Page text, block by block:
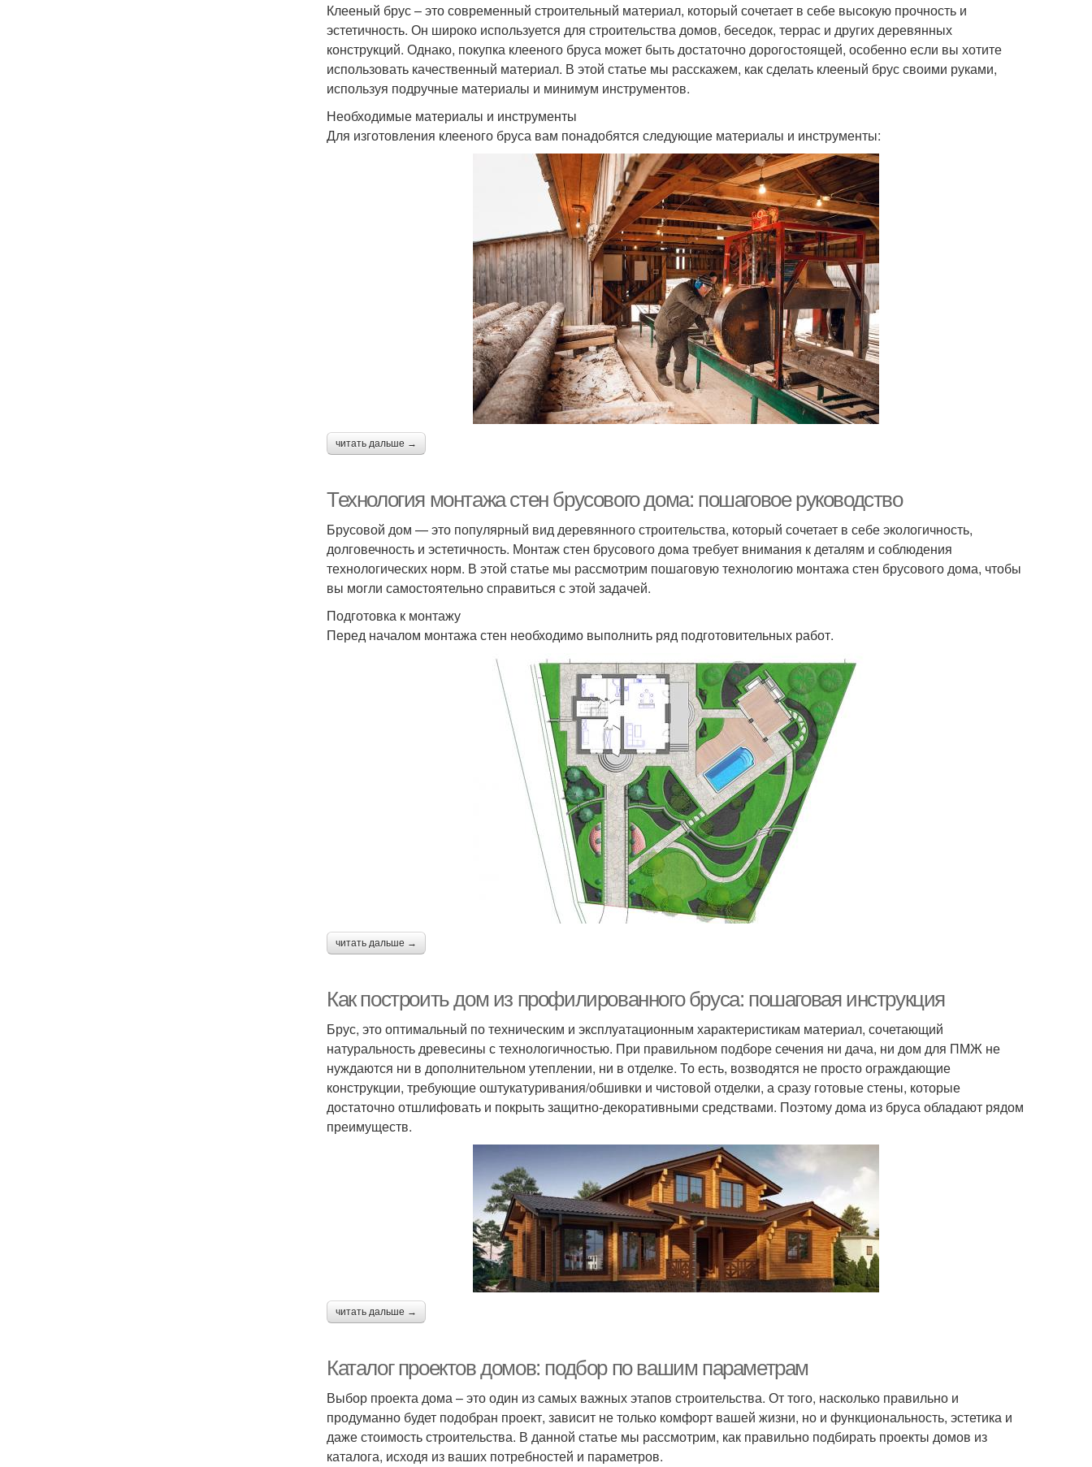
Клееный брус – это современный строительный материал, который сочетает в себе высокую прочность и
эстетичность. Он широко используется для строительства домов, беседок, террас и других деревянных
конструкций. Однако, покупка клееного бруса может быть достаточно дорогостоящей, особенно если вы хотите
использовать качественный материал. В этой статье мы расскажем, как сделать клееный брус своими руками,
используя подручные материалы и минимум инструментов.
Необходимые материалы и инструменты
Для изготовления клееного бруса вам понадобятся следующие материалы и инструменты:
читать дальше →
Технология монтажа стен брусового дома: пошаговое руководство
Брусовой дом — это популярный вид деревянного строительства, который сочетает в себе экологичность,
долговечность и эстетичность. Монтаж стен брусового дома требует внимания к деталям и соблюдения
технологических норм. В этой статье мы рассмотрим пошаговую технологию монтажа стен брусового дома, чтобы
вы могли самостоятельно справиться с этой задачей.
Подготовка к монтажу
Перед началом монтажа стен необходимо выполнить ряд подготовительных работ.
читать дальше →
Как построить дом из профилированного бруса: пошаговая инструкция
Брус, это оптимальный по техническим и эксплуатационным характеристикам материал, сочетающий
натуральность древесины с технологичностью. При правильном подборе сечения ни дача, ни дом для ПМЖ не
нуждаются ни в дополнительном утеплении, ни в отделке. То есть, возводятся не просто ограждающие
конструкции, требующие оштукатуривания/обшивки и чистовой отделки, а сразу готовые стены, которые
достаточно отшлифовать и покрыть защитно-декоративными средствами. Поэтому дома из бруса обладают рядом
преимуществ.
читать дальше →
Каталог проектов домов: подбор по вашим параметрам
Выбор проекта дома – это один из самых важных этапов строительства. От того, насколько правильно и
продуманно будет подобран проект, зависит не только комфорт вашей жизни, но и функциональность, эстетика и
даже стоимость строительства. В данной статье мы рассмотрим, как правильно подбирать проекты домов из
каталога, исходя из ваших потребностей и параметров.